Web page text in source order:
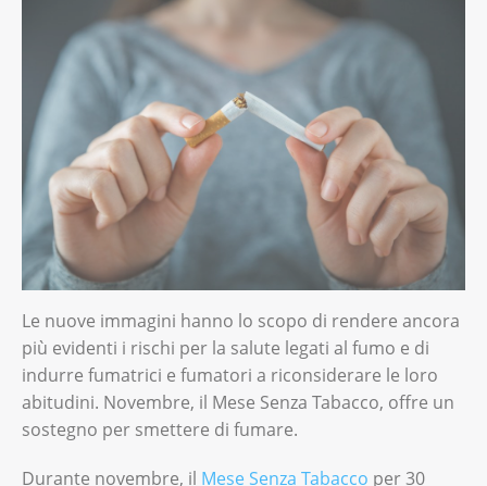
Le nuove immagini hanno lo scopo di rendere ancora
più evidenti i rischi per la salute legati al fumo e di
indurre fumatrici e fumatori a riconsiderare le loro
abitudini. Novembre, il Mese Senza Tabacco, offre un
sostegno per smettere di fumare.
Durante novembre, il Mese Senza Tabacco per 30